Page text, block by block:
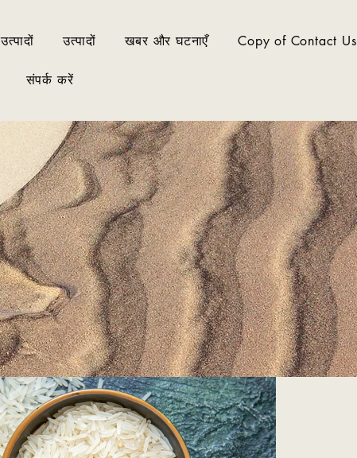
उत्पादों उत्पादों खबर और घटनाएँ Copy of Contact Us
संपर्क करें